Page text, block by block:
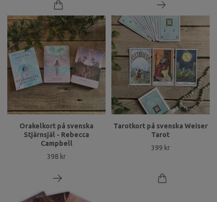
Orakelkort på svenska
Stjärnsjäl - Rebecca
Campbell
398 kr
Tarotkort på svenska Weiser
Tarot
399 kr